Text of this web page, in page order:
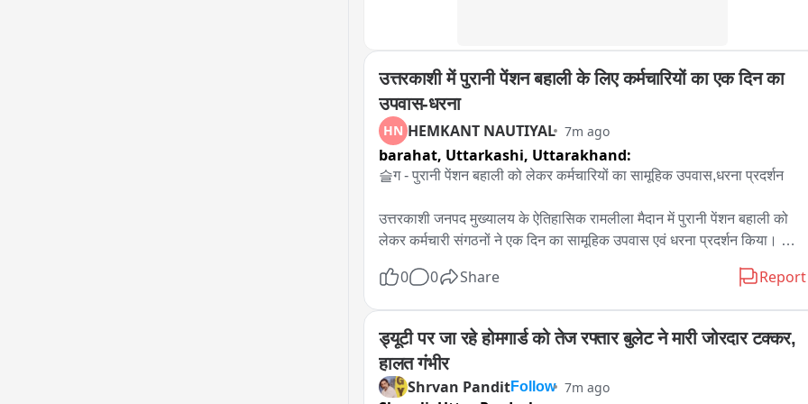
उत्तरकाशी में पुरानी पेंशन बहाली के लिए कर्मचारियों का एक दिन का
उपवास-धरना
HN HEMKANT NAUTIYAL 7m ago
barahat, Uttarkashi, Uttarakhand:
슬ग - पुरानी पेंशन बहाली को लेकर कर्मचारियों का सामूहिक उपवास,धरना प्रदर्शन
उत्तरकाशी जनपद मुख्यालय के ऐतिहासिक रामलीला मैदान में पुरानी पेंशन बहाली को
लेकर कर्मचारी संगठनों ने एक दिन का सामूहिक उपवास एवं धरना प्रदर्शन किया।
लोकतांत्रिक और शांतिपूर्ण तरीके से आंदोलन कर रहे है। पुरानी पेंशन बहाली को लेकर
2027 में विधानसभा चुनाव है।और अब हम लोग राज्य और केंद्र सरकार से आर पार के
आंदोलन के पक्ष में है यदि सरकार कर्मचारियों की पुरानी पेंशन बहाली को लेकर कोई
ठोस निर्णय कर्मचारियों के हित में नहीं लेती है तो सरकार को इसका कामयाजा भुगतना
पड़ेगा।
0 0 Share Report
ड्यूटी पर जा रहे होमगार्ड को तेज रफ्तार बुलेट ने मारी जोरदार टक्कर,
हालत गंभीर
Shrvan PanditFollow 7m ago